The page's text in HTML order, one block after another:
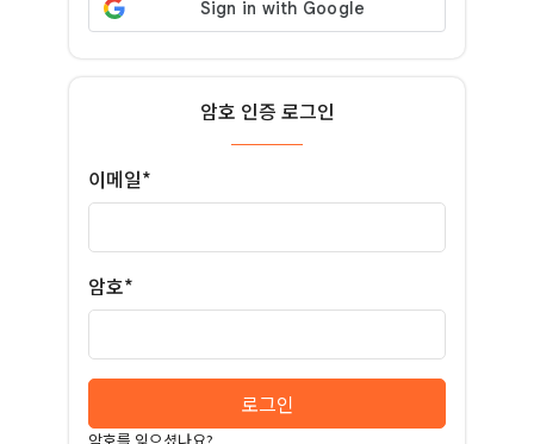
암호 인증 로그인
이메일*
암호*
로그인